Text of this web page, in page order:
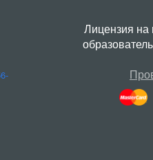
Лицензия на